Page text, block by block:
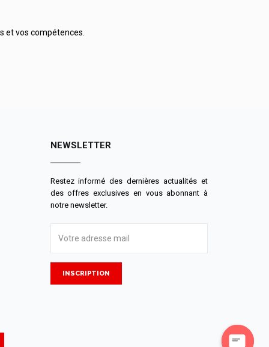
et vos compétences.
NEWSLETTER
Restez informé des dernières actualités et
des offres exclusives en vous abonnant à
notre newsletter.
INSCRIPTION